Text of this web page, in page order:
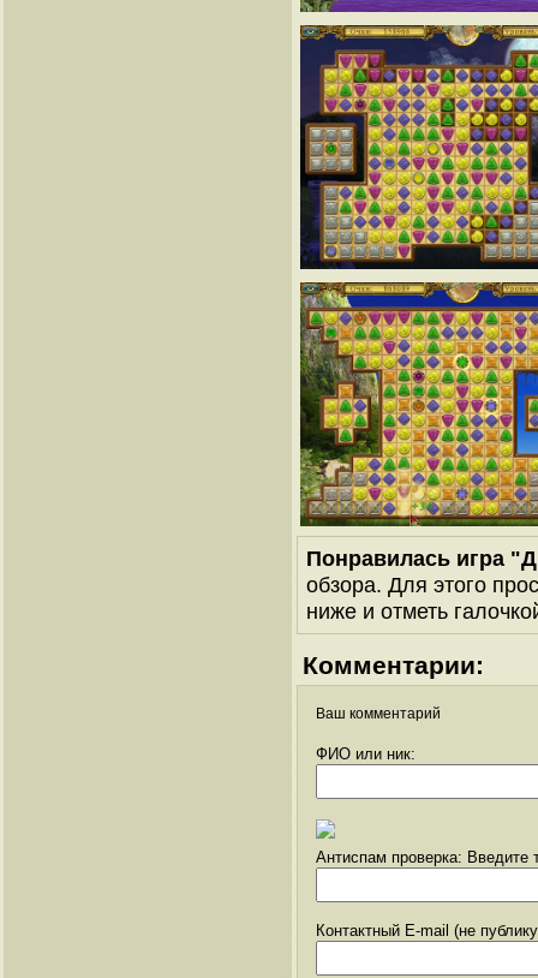
Понравилась игра
обзора. Для этого
ниже и отметь
Комментарии:
Ваш комментарий
ФИО или ник:
Антиспам проверка: Введите
Контактный E-mail (не